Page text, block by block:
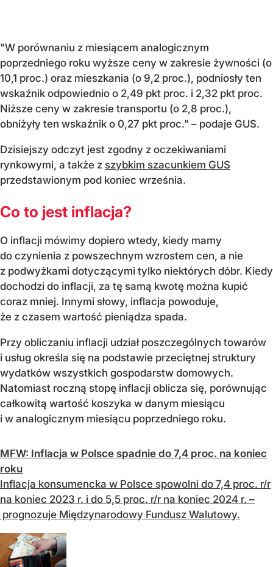
"W porównaniu z miesiącem analogicznym
poprzedniego roku wyższe ceny w zakresie żywności (o
10,1 proc.) oraz mieszkania (o 9,2 proc.), podniosły ten
wskaźnik odpowiednio o 2,49 pkt proc. i 2,32 pkt proc.
Niższe ceny w zakresie transportu (o 2,8 proc.),
obniżyły ten wskaźnik o 0,27 pkt proc." – podaje GUS.
Dzisiejszy odczyt jest zgodny z oczekiwaniami
rynkowymi, a także z szybkim szacunkiem GUS
przedstawionym pod koniec września.
Co to jest inflacja?
O inflacji mówimy dopiero wtedy, kiedy mamy
do czynienia z powszechnym wzrostem cen, a nie
z podwyżkami dotyczącymi tylko niektórych dóbr. Kiedy
dochodzi do inflacji, za tę samą kwotę można kupić
coraz mniej. Innymi słowy, inflacja powoduje,
że z czasem wartość pieniądza spada.
Przy obliczaniu inflacji udział poszczególnych towarów
i usług określa się na podstawie przeciętnej struktury
wydatków wszystkich gospodarstw domowych.
Natomiast roczną stopę inflacji oblicza się, porównując
całkowitą wartość koszyka w danym miesiącu
i w analogicznym miesiącu poprzedniego roku.
MFW: Inflacja w Polsce spadnie do 7,4 proc. na koniec
roku
Inflacja konsumencka w Polsce spowolni do 7,4 proc. r/r
na koniec 2023 r. i do 5,5 proc. r/r na koniec 2024 r. –
prognozuje Międzynarodowy Fundusz Walutowy.